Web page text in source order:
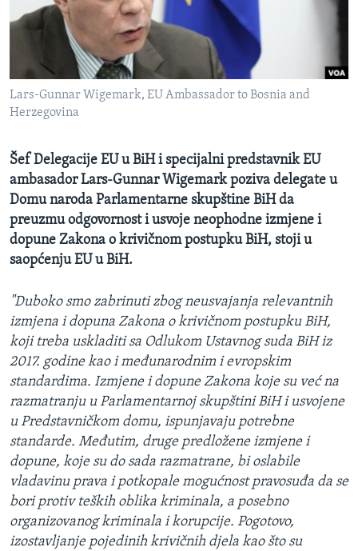
MAGAZIN
O GLASU AMERIKE
Learning English
Jezici
Lars-Gunnar Wigemark, EU Ambassador to Bosnia and
Herzegovina
Šef Delegacije EU u BiH i specijalni predstavnik EU
ambasador Lars-Gunnar Wigemark poziva delegate u
Domu naroda Parlamentarne skupštine BiH da
preuzmu odgovornost i usvoje neophodne izmjene i
dopune Zakona o krivičnom postupku BiH, stoji u
saopćenju EU u BiH.
"Duboko smo zabrinuti zbog neusvajanja relevantnih
izmjena i dopuna Zakona o krivičnom postupku BiH,
koji treba uskladiti sa Odlukom Ustavnog suda BiH iz
2017. godine kao i međunarodnim i evropskim
standardima. Izmjene i dopune Zakona koje su već na
razmatranju u Parlamentarnoj skupštini BiH i usvojene
u Predstavničkom domu, ispunjavaju potrebne
standarde. Međutim, druge predložene izmjene i
dopune, koje su do sada razmatrane, bi oslabile
vladavinu prava i potkopale mogućnost pravosuđa da se
bori protiv teških oblika kriminala, a posebno
organizovanog kriminala i korupcije. Pogotovo,
izostavljanje pojedinih krivičnih djela kao što su